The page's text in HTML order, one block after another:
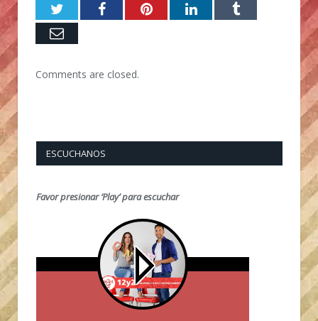
TwitterFacebookPinterestLinkedInTumblr
Email
Comments are closed.
ESCUCHANOS
Favor presionar ‘Play’ para escuchar